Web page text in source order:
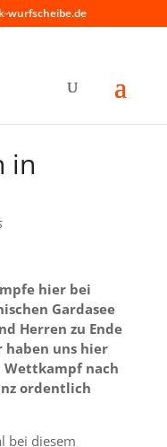
wurfscheibe.de
in
hier bei
Gardasee
Herren zu Ende
haben uns hier
nach
ordentlich
bei diesem